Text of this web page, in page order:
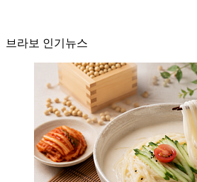
브라보 인기뉴스